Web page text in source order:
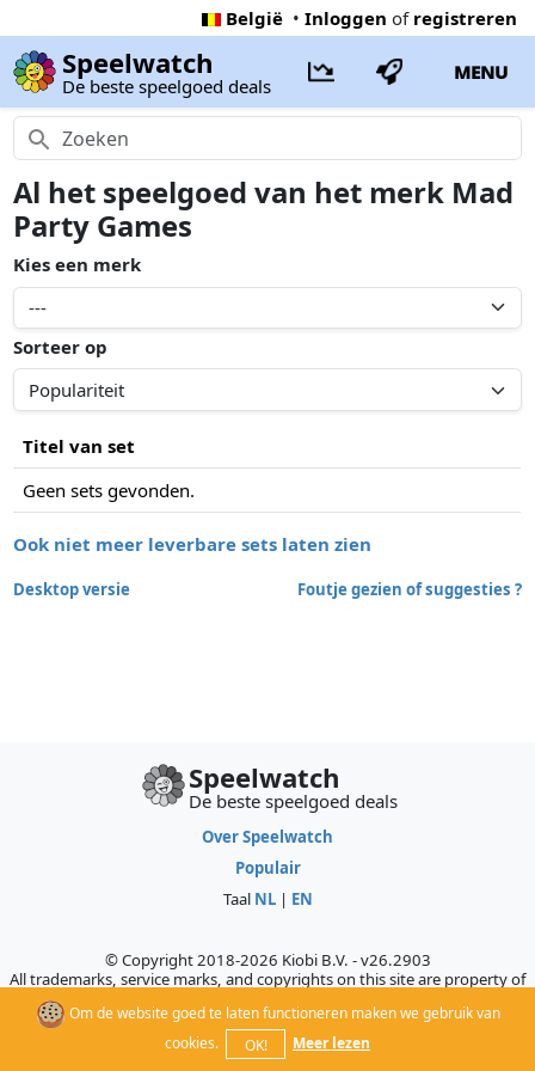
België • Inloggen of registreren
Speelwatch
De beste speelgoed deals
MENU
Al het speelgoed van het merk Mad
Party Games
Kies een merk
Sorteer op
Titel van set
Geen sets gevonden.
Ook niet meer leverbare sets laten zien
Desktop versie Foutje gezien of suggesties ?
Om de website goed te laten functioneren maken we gebruik van
cookies.
OK! Meer lezen
Speelwatch
De beste speelgoed deals
Over Speelwatch
Populair
Taal NL| EN
© Copyright 2018-2026 Kiobi B.V. - v26.2903
All trademarks, service marks, and copyrights on this site are property of
their respective owners, who do not sponsor, authorize, or endorse this
site.